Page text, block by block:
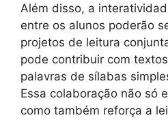
Além disso, a
entre os alunos poderão
projetos de leitura
pode contribuir com
palavras de sílabas
Essa colaboração não só
como também reforça a